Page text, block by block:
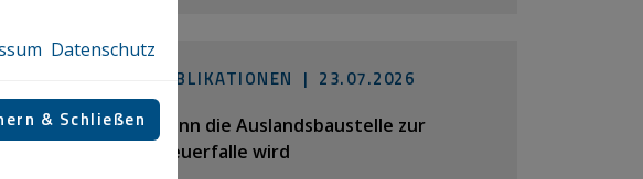
hat
PUBLIKATIONEN | 23.07.2026
Wenn die Auslandsbaustelle zur
Steuerfalle wird
Datenschutz
& Schließen